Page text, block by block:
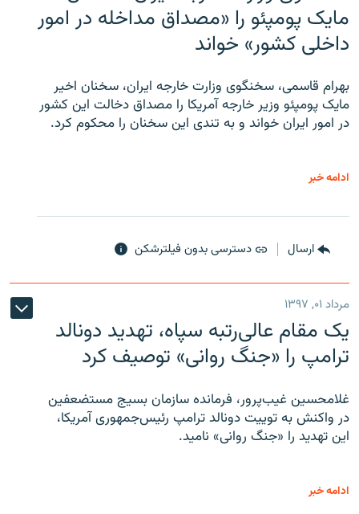
مایک پومپئو را «مصداق مداخله در امور
داخلی کشور» خواند
بهرام قاسمی، سخنگوی وزارت خارجه ایران، سخنان اخیر
مایک پومپئو وزیر خارجه آمریکا را مصداق دخالت این کشور
در امور ایران خواند و به تندی این سخنان را محکوم کرد.
ادامه خبر
ارسال دسترسی بدون فیلترشکن
مرداد ۰۱, ۱۳۹۷
یک مقام عالی‌رتبه سپاه، تهدید دونالد
ترامپ را «جنگ روانی» توصیف کرد
غلامحسین غیب‌پرور، فرمانده سازمان بسیج مستضعفین
در واکنش به توییت دونالد ترامپ رئیس‌جمهوری آمریکا،
این تهدید را «جنگ روانی» نامید.
ادامه خبر